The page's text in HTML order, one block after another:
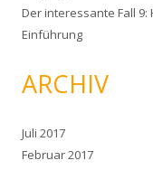
Der interessante Fall
Einführung
ARCHIV
Juli 2017
Februar 2017